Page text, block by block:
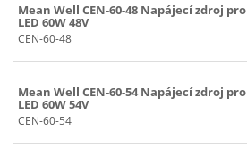
Mean Well CEN-60-48 Napájecí zdroj pro
LED 60W 48V
CEN-60-48
Mean Well CEN-60-54 Napájecí zdroj pro
LED 60W 54V
CEN-60-54